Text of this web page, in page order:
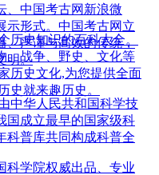
、中国考古网新浪微
示形式。中国考古网立
、严谨与高效的传统，
明。
历史知识的百科大全。
、战争、野史、文化等
历史文化,为您提供全面
史就来趣历史。
中华人民共和国科学技
国成立最早的国家级科
科普库共同构成科普全
科学院权威出品、专业